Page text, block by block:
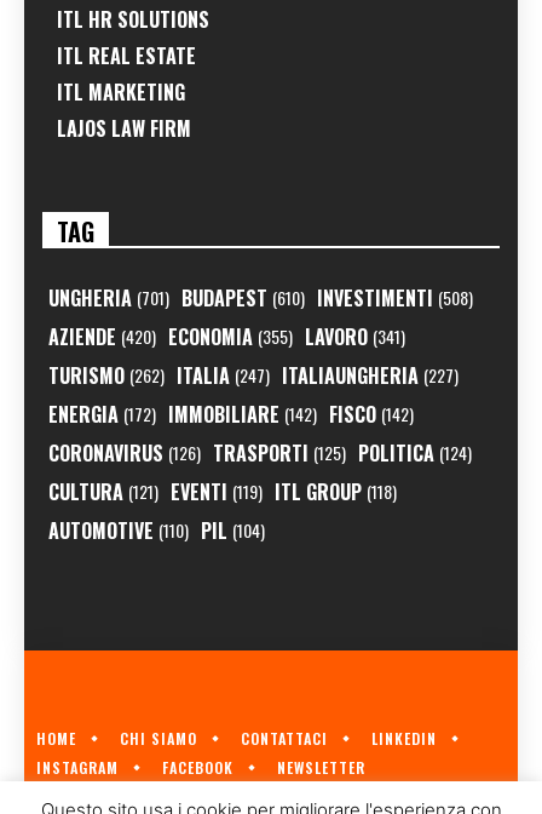
ITL HR SOLUTIONS
ITL REAL ESTATE
ITL MARKETING
LAJOS LAW FIRM
TAG
UNGHERIA (701) BUDAPEST (610) INVESTIMENTI (508)
AZIENDE (420) ECONOMIA (355) LAVORO (341)
TURISMO (262) ITALIA (247) ITALIAUNGHERIA (227)
ENERGIA (172) IMMOBILIARE (142) FISCO (142)
CORONAVIRUS (126) TRASPORTI (125) POLITICA (124)
CULTURA (121) EVENTI (119) ITL GROUP (118)
AUTOMOTIVE (110) PIL (104)
HOME CHI SIAMO CONTATTACI
LINKEDIN
INSTAGRAM
FACEBOOK NEWSLETTER
ECONOMIA.HU È IL PRIMO GIORNALE ITALIANO SULL'ECONOMIA UNGHERESE